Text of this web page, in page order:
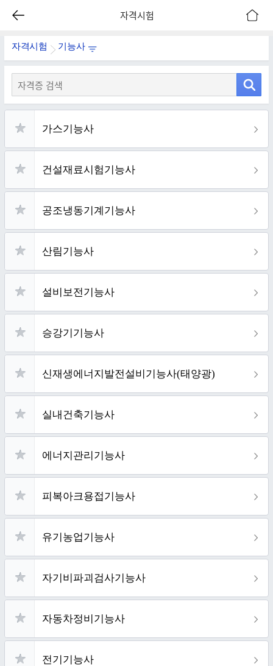
자격시험
자격시험 기능사
가스기능사
건설재료시험기능사
공조냉동기계기능사
산림기능사
설비보전기능사
승강기기능사
신재생에너지발전설비기능사(태양광)
실내건축기능사
에너지관리기능사
피복아크용접기능사
유기농업기능사
자기비파괴검사기능사
자동차정비기능사
전기기능사